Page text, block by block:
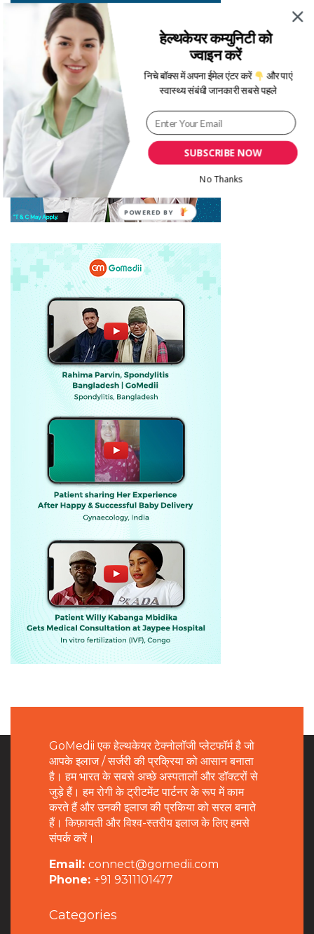
GoMedii एक हेल्थकेयर टेक्नोलॉजी प्लेटफॉर्म है जो
आपके इलाज / सर्जरी की प्रक्रिया को आसान बनाता
है। हम भारत के सबसे अच्छे अस्पतालों और डॉक्टरों से
जुड़े हैं। हम रोगी के ट्रीटमेंट पार्टनर के रूप में काम
करते हैं और उनकी इलाज की प्रकिया को सरल बनाते
हैं। किफ़ायती और विश्व-स्तरीय इलाज के लिए हमसे
संपर्क करें।
Email: connect@gomedii.com
Phone: +91 9311101477
Categories
SUBSCRIBE NOW
हेल्थकेयर कम्युनिटी को
ज्वाइन करें
निचे बॉक्स में अपना ईमेल एंटर करें
और पाएं
स्वास्थ्य संबंधी जानकारी सबसे पहले
No Thanks
POWERED BY